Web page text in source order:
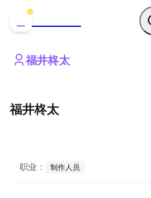
福井柊太
福井柊太
职业： 制作人员